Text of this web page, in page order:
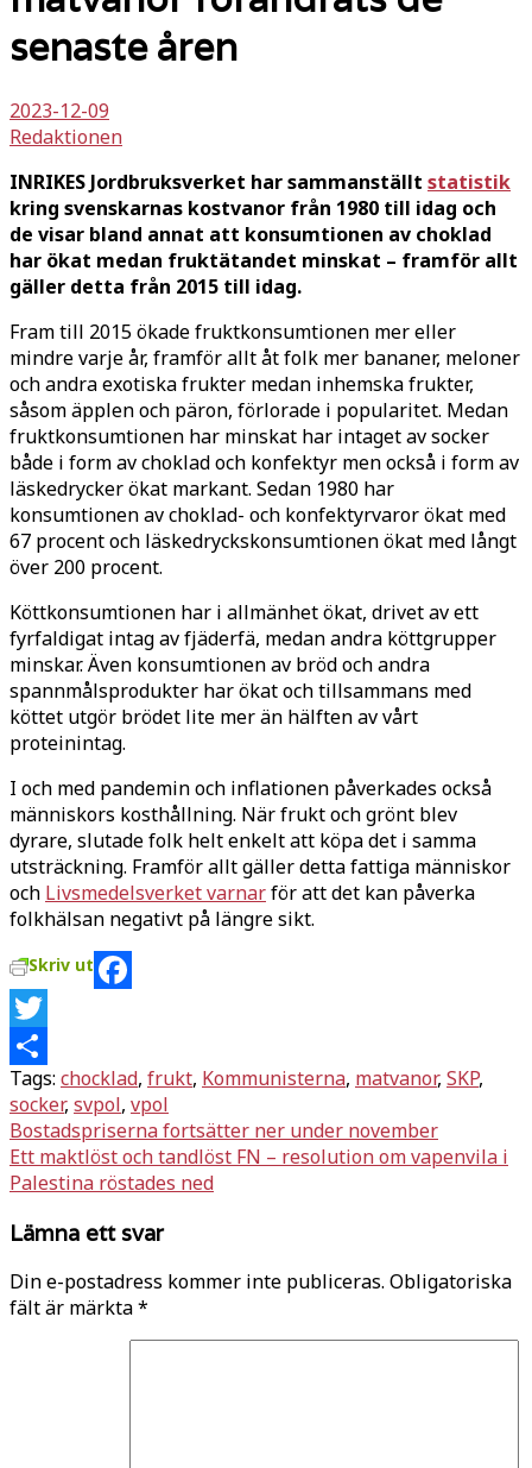
senaste åren
2023-12-09
Redaktionen
INRIKES Jordbruksverket har sammanställt statistik
kring svenskarnas kostvanor från 1980 till idag och
de visar bland annat att konsumtionen av choklad
har ökat medan fruktätandet minskat – framför allt
gäller detta från 2015 till idag.
Fram till 2015 ökade fruktkonsumtionen mer eller
mindre varje år, framför allt åt folk mer bananer, meloner
och andra exotiska frukter medan inhemska frukter,
såsom äpplen och päron, förlorade i popularitet. Medan
fruktkonsumtionen har minskat har intaget av socker
både i form av choklad och konfektyr men också i form av
läskedrycker ökat markant. Sedan 1980 har
konsumtionen av choklad- och konfektyrvaror ökat med
67 procent och läskedryckskonsumtionen ökat med långt
över 200 procent.
Köttkonsumtionen har i allmänhet ökat, drivet av ett
fyrfaldigat intag av fjäderfä, medan andra köttgrupper
minskar. Även konsumtionen av bröd och andra
spannmålsprodukter har ökat och tillsammans med
köttet utgör brödet lite mer än hälften av vårt
proteinintag.
I och med pandemin och inflationen påverkades också
människors kosthållning. När frukt och grönt blev
dyrare, slutade folk helt enkelt att köpa det i samma
utsträckning. Framför allt gäller detta fattiga människor
och Livsmedelsverket varnarför att det kan påverka
folkhälsan negativt på längre sikt.
Skriv ut
Facebook
Twitter
Dela
Tags: chocklad, frukt, Kommunisterna, matvanor, SKP,
socker, svpol, vpol
Inläggsnavigering
Bostadspriserna fortsätter ner under november
Ett maktlöst och tandlöst FN – resolution om vapenvila i
Palestina röstades ned
Lämna ett svar
Din e-postadress kommer inte publiceras. Obligatoriska
fält är märkta*